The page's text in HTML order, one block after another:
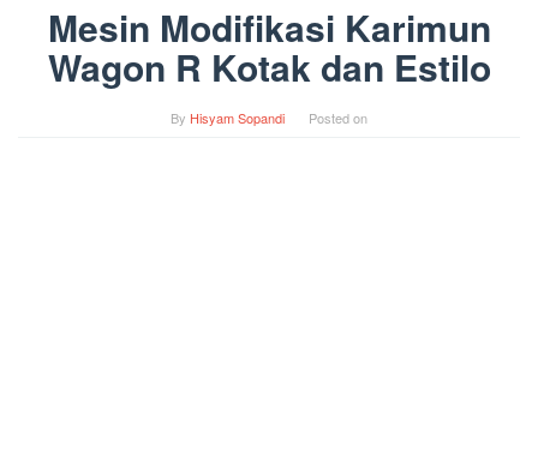
Mesin Modifikasi Karimun
Wagon R Kotak dan Estilo
By Hisyam Sopandi Posted on